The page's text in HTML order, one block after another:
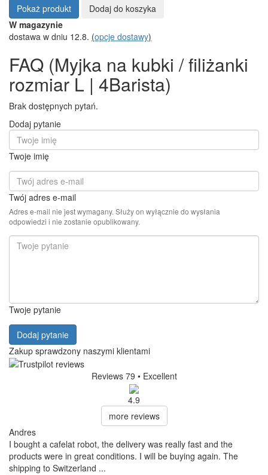
Pokaż produkt
Dodaj do koszyka
W magazynie
dostawa w dniu 12.8. (opcje dostawy)
FAQ (Myjka na kubki / filiżanki
rozmiar L | 4Barista)
Brak dostępnych pytań.
Dodaj pytanie
Twoje imię
Twój adres e-mail
Adres e-mail nie jest wymagany. Służy on wyłącznie do wysłania
odpowiedzi i nie zostanie opublikowany.
Twoje pytanie
Dodaj pytanie
Zakup sprawdzony naszymi klientami
Reviews 79 • Excellent
4.9
more reviews
Andres
I bought a cafelat robot, the delivery was really fast and the
products were in great conditions. I will be buying again. The
shipping to Switzerland ...